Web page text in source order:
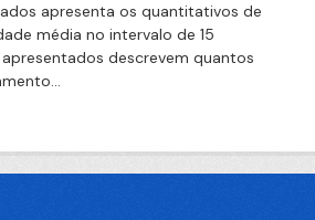
apresenta os quantitativos de
média no intervalo de 15
descrevem quantos